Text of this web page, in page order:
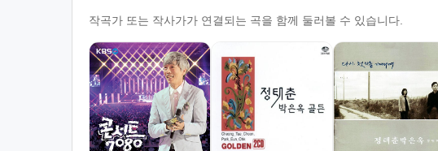
작곡가 또는 작사가가 연결되는 곡을 함께 둘러볼 수 있습니다.